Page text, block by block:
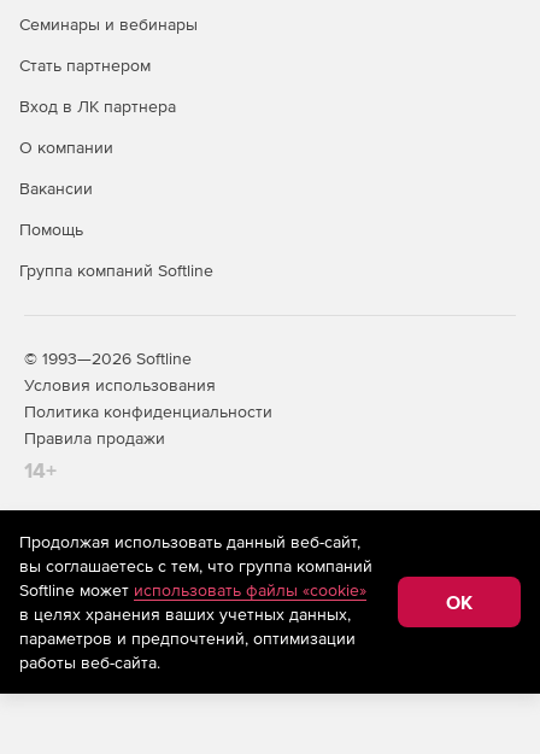
Семинары и вебинары
Стать партнером
Вход в ЛК партнера
О компании
Вакансии
Помощь
Группа компаний Softline
© 1993—2026 Softline
Условия использования
Политика конфиденциальности
Правила продажи
14+
На информационном ресурсе store.softline.ru применяются
рекомендательные технологии(информационные технологии
предоставления информации на основе сбора,
систематизации и анализа сведений, относящихся к
предпочтениям пользователей сети «Интернет»,
находящихся на территории Российской Федерации)
Продолжая использовать данный веб-сайт,
вы соглашаетесь с тем, что группа компаний
Softline может использовать файлы «cookie»
в целях хранения ваших учетных данных,
параметров и предпочтений, оптимизации
работы веб-сайта.
OK